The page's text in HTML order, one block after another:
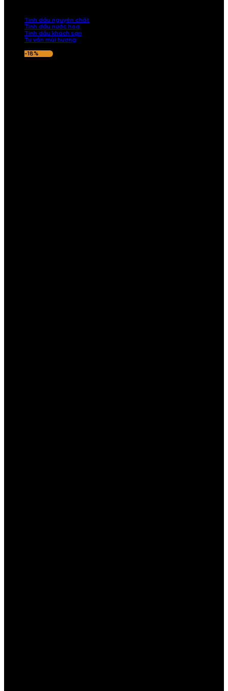
Tinh dầu nguyên chất
Tinh dầu nước hoa
Tinh dầu khách sạn
Tư vấn mùi hương
-18%